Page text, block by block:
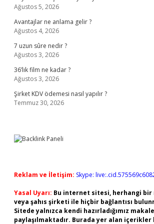
Ağustos 5, 2026
Avantajlar ne anlama gelir ?
Ağustos 4, 2026
7 uzun sûre nedir ?
Ağustos 3, 2026
36’lık film ne kadar ?
Ağustos 3, 2026
Şirket KDV ödemesi nasıl yapılır ?
Temmuz 30, 2026
Reklam ve İletişim: Skype:
Yasal Uyarı: Bu internet sitesi, herhangi bir
veya şahıs şirketi ile hiçbir bağlantısı
Sitede yalnızca kendi hazırladığımız
paylaşılmaktadır. Burada yer alan